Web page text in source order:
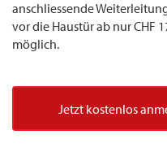
anschliessende
vor die Haustür ab nur CHF
möglich.
Jetzt kostenlos